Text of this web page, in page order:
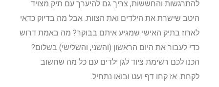
להתרגשות והחששות, צריך גם להיערך עם תיק מצויד
היטב שישרת את הילדים ואת הצוות. אבל מה בדיוק כדאי
לארוז בתיק האישי שמגיע איתם בבוקר? מה באמת דרוש
כדי לעבור את היום הראשון (והשני, והשלישי) בשלום?
הכנו לכם רשימת ציוד לגן ילדים עם כל מה שחשוב
לקחת. אז קחו דף ועט ובואו נתחיל.